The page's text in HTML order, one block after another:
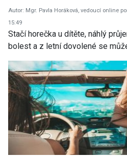
Autor: Mgr. Pavla Horáková, vedoucí online
15:49
Stačí horečka u dítěte, náhlý
bolest a z letní dovolené se